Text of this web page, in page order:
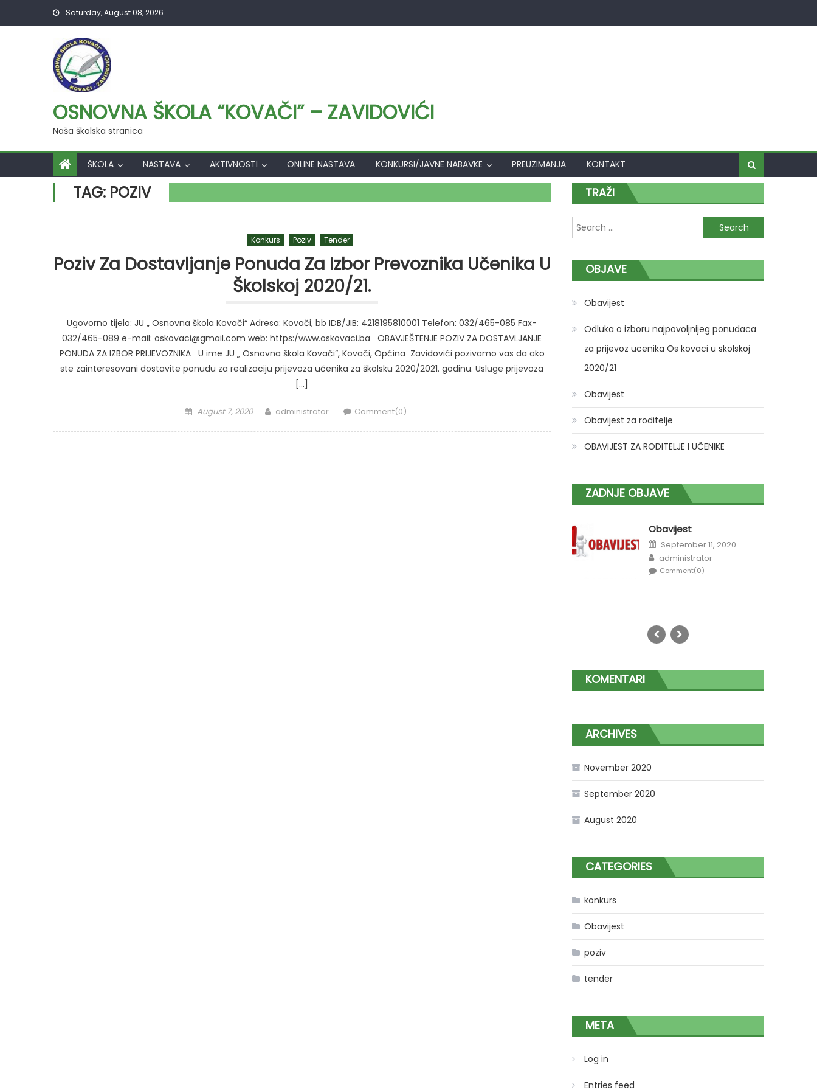
Saturday, August 08, 2026
OSNOVNA ŠKOLA “KOVAČI” – ZAVIDOVIĆI
Naša školska stranica
ŠKOLA NASTAVA AKTIVNOSTI ONLINE NASTAVA KONKURSI/JAVNE NABAVKE PREUZIMANJA KONTAKT
TAG: POZIV
Konkurs Poziv Tender
Poziv Za Dostavljanje Ponuda Za Izbor Prevoznika Učenika U
Školskoj 2020/21.
Ugovorno tijelo: JU „ Osnovna škola Kovači“ Adresa: Kovači, bb IDB/JIB: 4218195810001 Telefon: 032/465-085 Fax-
032/465-089 e-mail: oskovaci@gmail.com web: https:/www.oskovaci.ba OBAVJEŠTENJE POZIV ZA DOSTAVLJANJE
PONUDA ZA IZBOR PRIJEVOZNIKA U ime JU „ Osnovna škola Kovači”, Kovači, Općina Zavidovići pozivamo vas da ako
ste zainteresovani dostavite ponudu za realizaciju prijevoza učenika za školsku 2020/2021. godinu. Usluge prijevoza
[…]
Posted
August 7, 2020 Author
administrator Comment(0)
TRAŽI
Search
for:
OBJAVE
Obavijest
Odluka o izboru najpovoljnijeg ponudaca
za prijevoz ucenika Os kovaci u skolskoj
2020/21
Obavijest
Obavijest za roditelje
OBAVIJEST ZA RODITELJE I UČENIKE
ZADNJE OBJAVE
Obavijest
Posted
on
September 11, 2020
Author
administrator
Comment(0)
KOMENTARI
ARCHIVES
November 2020
September 2020
August 2020
CATEGORIES
konkurs
Obavijest
poziv
tender
META
Log in
Entries feed